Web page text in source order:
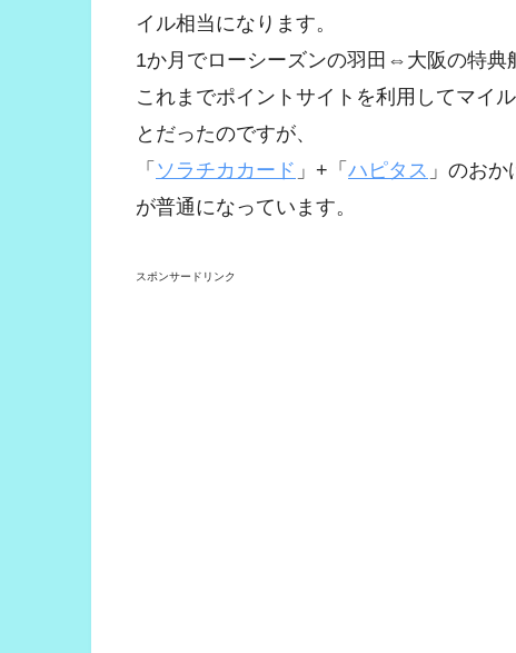
イル相当になります。
1か月でローシーズンの羽田⇔大阪の特典
これまでポイントサイトを利用してマイ
とだったのですが、
「 ソラチカカード 」+「 ハピタス 」のお
が普通になっています。
スポンサードリンク